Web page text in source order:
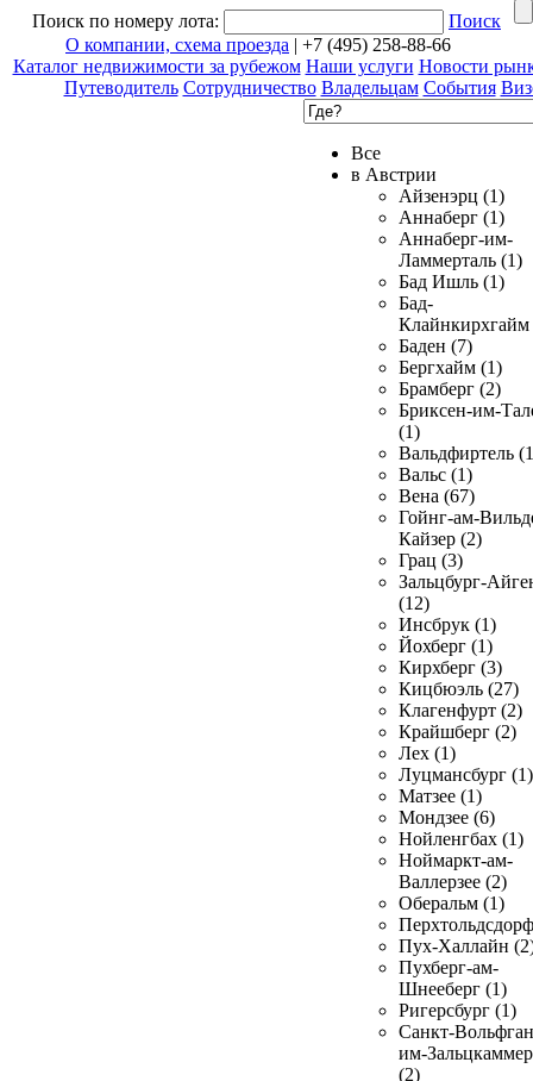
Поиск по номеру лота:
Поиск
О компании, схема проезда | +7 (495) 258-88-66
Каталог недвижимости за рубежом Наши услуги Новости
Путеводитель Сотрудничество Владельцам События
Все
в Австрии
Айзенэрц (1)
Аннаберг (1)
Аннаберг-им-
Ламмерталь (1)
Бад Ишль (1)
Бад-
Клайнкирхгайм
Баден (7)
Бергхайм (1)
Брамберг (2)
Бриксен-им-
(1)
Вальдфиртель
Вальс (1)
Вена (67)
Гойнг-ам-
Кайзер (2)
Грац (3)
Зальцбург-
(12)
Инсбрук (1)
Йохберг (1)
Кирхберг (3)
Кицбюэль (27)
Клагенфурт (2)
Крайшберг (2)
Лех (1)
Луцмансбург (1)
Матзее (1)
Мондзее (6)
Нойленгбах (1)
Ноймаркт-ам-
Валлерзее (2)
Оберальм (1)
Пух-Халлайн
Пухберг-ам-
Шнееберг (1)
Ригерсбург (1)
Санкт-
им-
(2)